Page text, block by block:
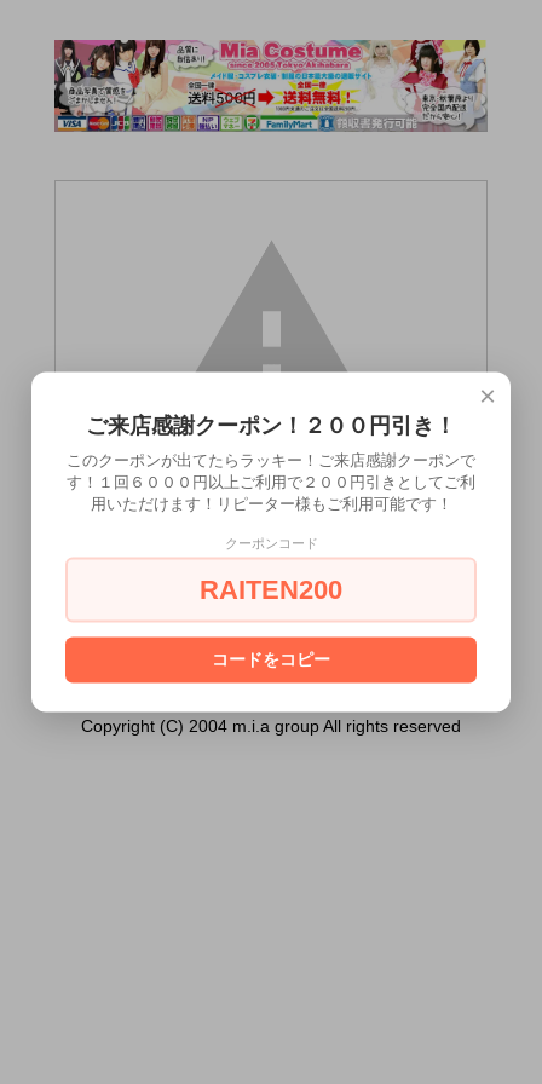
は18歳未満の方には販売できません。
あなたは18歳以上ですか？
[ はい ] [ いいえ ]
Copyright (C) 2004 m.i.a group All rights reserved
×
ご来店感謝クーポン！２００円引き！
このクーポンが出てたらラッキー！ご来店感謝クーポンで
す！１回６０００円以上ご利用で２００円引きとしてご利
用いただけます！リピーター様もご利用可能です！
クーポンコード
RAITEN200
コードをコピー